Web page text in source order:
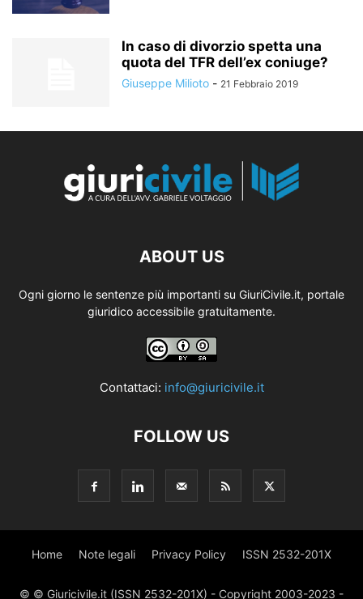
In caso di divorzio spetta una
quota del TFR dell’ex coniuge?
Giuseppe Milioto - 21 Febbraio 2019
ABOUT US
Ogni giorno le sentenze più importanti su GiuriCivile.it, portale
giuridico accessibile gratuitamente.
Contattaci: info@giuricivile.it
FOLLOW US
Home Note legali Privacy Policy ISSN 2532-201X
© © Giuricivile.it (ISSN 2532-201X) - Copyright 2003-2023 -